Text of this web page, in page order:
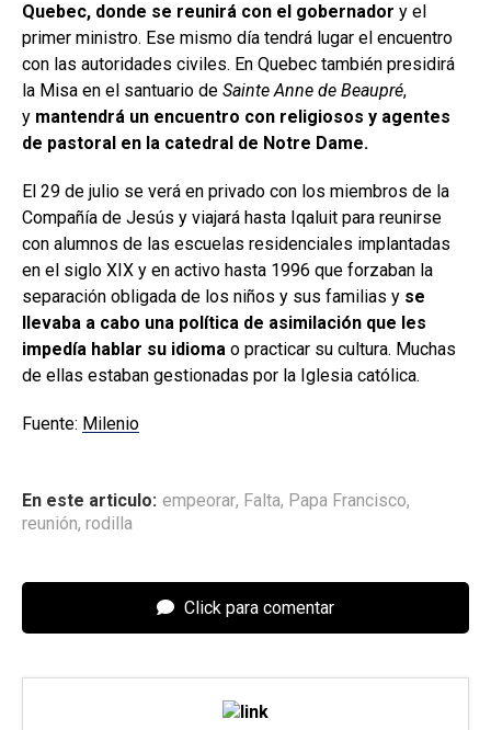
Quebec, donde se reunirá con el gobernador y el
primer ministro. Ese mismo día tendrá lugar el encuentro
con las autoridades civiles. En Quebec también presidirá
la Misa en el santuario de Sainte Anne de Beaupré,
y mantendrá un encuentro con religiosos y agentes
de pastoral en la catedral de Notre Dame.
El 29 de julio se verá en privado con los miembros de la
Compañía de Jesús y viajará hasta Iqaluit para reunirse
con alumnos de las escuelas residenciales implantadas
en el siglo XIX y en activo hasta 1996 que forzaban la
separación obligada de los niños y sus familias y se
llevaba a cabo una política de asimilación que les
impedía hablar su idioma o practicar su cultura. Muchas
de ellas estaban gestionadas por la Iglesia católica.
Fuente: Milenio
En este articulo: empeorar, Falta, Papa Francisco,
reunión, rodilla
Click para comentar